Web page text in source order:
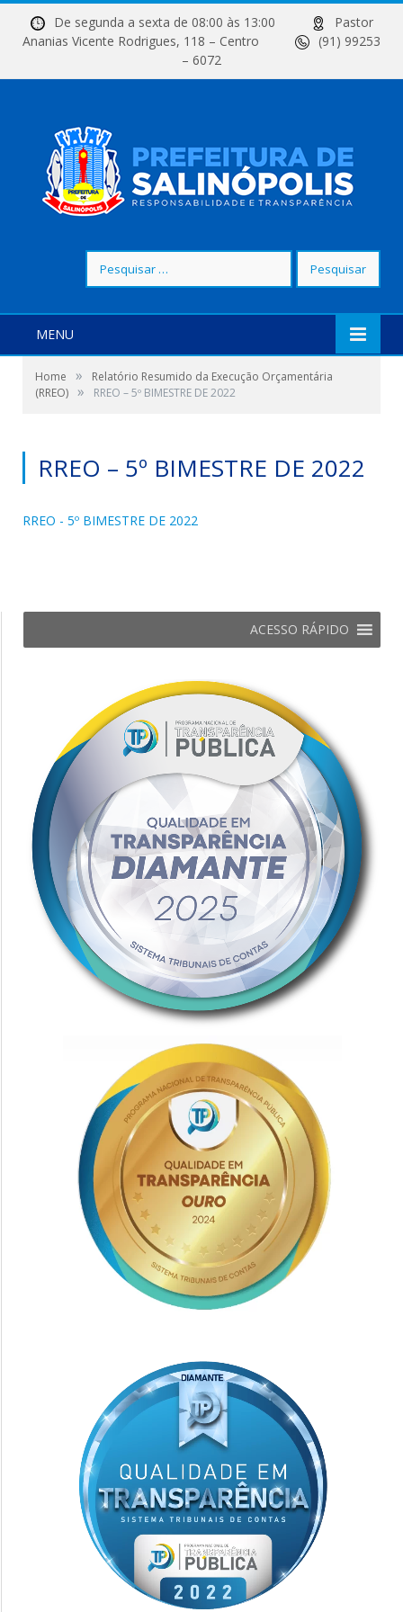
De segunda a sexta de 08:00 às 13:00
Pastor
Ananias Vicente Rodrigues, 118 – Centro
(91) 99253
– 6072
por:
MENU
Home »
Relatório Resumido da Execução Orçamentária
(RREO) » RREO – 5º BIMESTRE DE 2022
RREO – 5º BIMESTRE DE 2022
RREO - 5º BIMESTRE DE 2022
ACESSO RÁPIDO